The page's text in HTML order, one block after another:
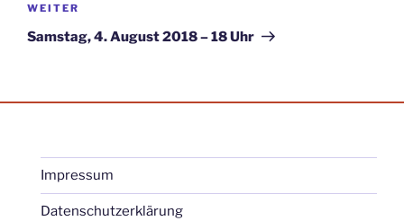
Nächster
Beitrag
WEITER
Samstag, 4. August 2018 – 18 Uhr
Impressum
Datenschutzerklärung